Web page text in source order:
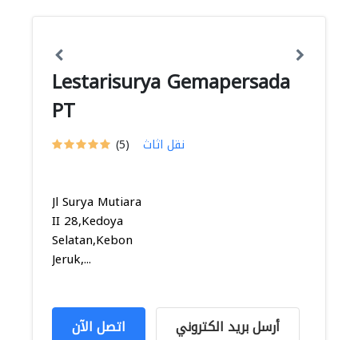
Lestarisurya Gemapersada
PT
(5) نقل اثاث
Jl Surya Mutiara
II 28,Kedoya
Selatan,Kebon
Jeruk,...
اتصل الآن أرسل بريد الكتروني